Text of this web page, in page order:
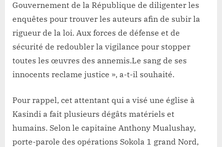
Gouvernement de la République de diligenter les
enquêtes pour trouver les auteurs afin de subir la
rigueur de la loi. Aux forces de défense et de
sécurité de redoubler la vigilance pour stopper
toutes les œuvres des annemis.Le sang de ses
innocents reclame justice », a-t-il souhaité.
Pour rappel, cet attentant qui a visé une église à
Kasindi a fait plusieurs dégâts matériels et
humains. Selon le capitaine Anthony Mualushay,
porte-parole des opérations Sokola 1 grand Nord,